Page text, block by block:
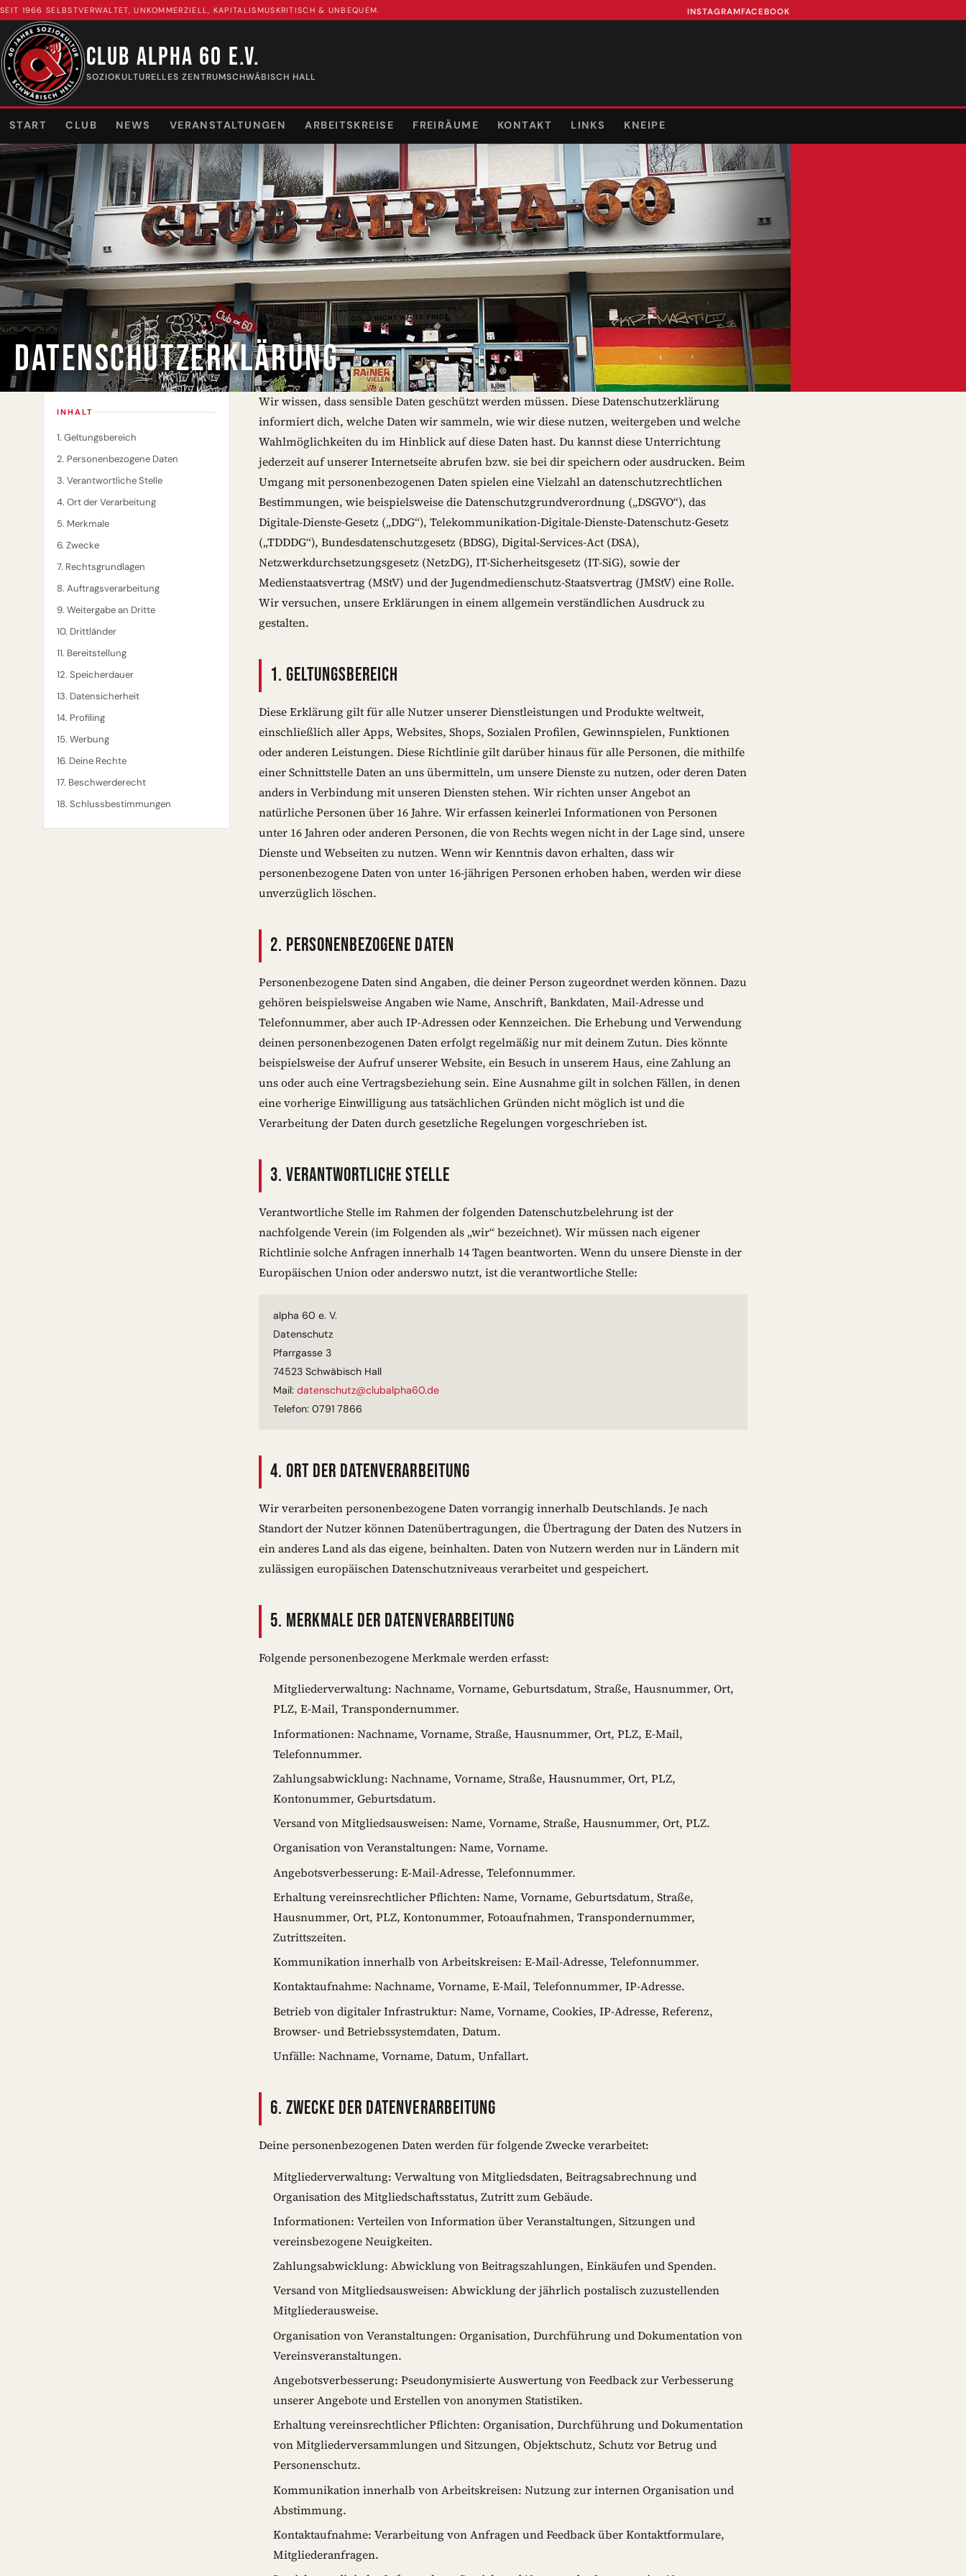
SEIT 1966 SELBSTVERWALTET, UNKOMMERZIELL, KAPITALISMUSKRITISCH & UNBEQUEM. INSTAGRAMFACEBOOK
CLUB ALPHA 60 E.V.
SOZIOKULTURELLES ZENTRUMSCHWÄBISCH HALL
START CLUB NEWS VERANSTALTUNGEN ARBEITSKREISE FREIRÄUME KONTAKT LINKS KNEIPE
DATENSCHUTZERKLÄRUNG
Wir wissen, dass sensible Daten geschützt werden müssen. Diese Datenschutzerklärung
informiert dich, welche Daten wir sammeln, wie wir diese nutzen, weitergeben und welche
Wahlmöglichkeiten du im Hinblick auf diese Daten hast. Du kannst diese Unterrichtung
jederzeit auf unserer Internetseite abrufen bzw. sie bei dir speichern oder ausdrucken. Beim
Umgang mit personenbezogenen Daten spielen eine Vielzahl an datenschutzrechtlichen
Bestimmungen, wie beispielsweise die Datenschutzgrundverordnung („DSGVO“), das
Digitale-Dienste-Gesetz („DDG“), Telekommunikation-Digitale-Dienste-Datenschutz-Gesetz
(„TDDDG“), Bundesdatenschutzgesetz (BDSG), Digital-Services-Act (DSA),
Netzwerkdurchsetzungsgesetz (NetzDG), IT-Sicherheitsgesetz (IT-SiG), sowie der
Medienstaatsvertrag (MStV) und der Jugendmedienschutz-Staatsvertrag (JMStV) eine Rolle.
Wir versuchen, unsere Erklärungen in einem allgemein verständlichen Ausdruck zu
gestalten.
1. GELTUNGSBEREICH
Diese Erklärung gilt für alle Nutzer unserer Dienstleistungen und Produkte weltweit,
einschließlich aller Apps, Websites, Shops, Sozialen Profilen, Gewinnspielen, Funktionen
oder anderen Leistungen. Diese Richtlinie gilt darüber hinaus für alle Personen, die mithilfe
einer Schnittstelle Daten an uns übermitteln, um unsere Dienste zu nutzen, oder deren Daten
anders in Verbindung mit unseren Diensten stehen. Wir richten unser Angebot an
natürliche Personen über 16 Jahre. Wir erfassen keinerlei Informationen von Personen
unter 16 Jahren oder anderen Personen, die von Rechts wegen nicht in der Lage sind, unsere
Dienste und Webseiten zu nutzen. Wenn wir Kenntnis davon erhalten, dass wir
personenbezogene Daten von unter 16-jährigen Personen erhoben haben, werden wir diese
unverzüglich löschen.
2. PERSONENBEZOGENE DATEN
Personenbezogene Daten sind Angaben, die deiner Person zugeordnet werden können. Dazu
gehören beispielsweise Angaben wie Name, Anschrift, Bankdaten, Mail-Adresse und
Telefonnummer, aber auch IP-Adressen oder Kennzeichen. Die Erhebung und Verwendung
deinen personenbezogenen Daten erfolgt regelmäßig nur mit deinem Zutun. Dies könnte
beispielsweise der Aufruf unserer Website, ein Besuch in unserem Haus, eine Zahlung an
uns oder auch eine Vertragsbeziehung sein. Eine Ausnahme gilt in solchen Fällen, in denen
eine vorherige Einwilligung aus tatsächlichen Gründen nicht möglich ist und die
Verarbeitung der Daten durch gesetzliche Regelungen vorgeschrieben ist.
3. VERANTWORTLICHE STELLE
Verantwortliche Stelle im Rahmen der folgenden Datenschutzbelehrung ist der
nachfolgende Verein (im Folgenden als „wir“ bezeichnet). Wir müssen nach eigener
Richtlinie solche Anfragen innerhalb 14 Tagen beantworten. Wenn du unsere Dienste in der
Europäischen Union oder anderswo nutzt, ist die verantwortliche Stelle:
alpha 60 e. V.
Datenschutz
Pfarrgasse 3
74523 Schwäbisch Hall
Mail: datenschutz@clubalpha60.de
Telefon: 0791 7866
4. ORT DER DATENVERARBEITUNG
Wir verarbeiten personenbezogene Daten vorrangig innerhalb Deutschlands. Je nach
Standort der Nutzer können Datenübertragungen, die Übertragung der Daten des Nutzers in
ein anderes Land als das eigene, beinhalten. Daten von Nutzern werden nur in Ländern mit
zulässigen europäischen Datenschutzniveaus verarbeitet und gespeichert.
5. MERKMALE DER DATENVERARBEITUNG
Folgende personenbezogene Merkmale werden erfasst:
Mitgliederverwaltung: Nachname, Vorname, Geburtsdatum, Straße, Hausnummer, Ort,
PLZ, E-Mail, Transpondernummer.
Informationen: Nachname, Vorname, Straße, Hausnummer, Ort, PLZ, E-Mail,
Telefonnummer.
Zahlungsabwicklung: Nachname, Vorname, Straße, Hausnummer, Ort, PLZ,
Kontonummer, Geburtsdatum.
Versand von Mitgliedsausweisen: Name, Vorname, Straße, Hausnummer, Ort, PLZ.
Organisation von Veranstaltungen: Name, Vorname.
Angebotsverbesserung: E-Mail-Adresse, Telefonnummer.
Erhaltung vereinsrechtlicher Pflichten: Name, Vorname, Geburtsdatum, Straße,
Hausnummer, Ort, PLZ, Kontonummer, Fotoaufnahmen, Transpondernummer,
Zutrittszeiten.
Kommunikation innerhalb von Arbeitskreisen: E-Mail-Adresse, Telefonnummer.
Kontaktaufnahme: Nachname, Vorname, E-Mail, Telefonnummer, IP-Adresse.
Betrieb von digitaler Infrastruktur: Name, Vorname, Cookies, IP-Adresse, Referenz,
Browser- und Betriebssystemdaten, Datum.
Unfälle: Nachname, Vorname, Datum, Unfallart.
6. ZWECKE DER DATENVERARBEITUNG
Deine personenbezogenen Daten werden für folgende Zwecke verarbeitet:
Mitgliederverwaltung: Verwaltung von Mitgliedsdaten, Beitragsabrechnung und
Organisation des Mitgliedschaftsstatus, Zutritt zum Gebäude.
Informationen: Verteilen von Information über Veranstaltungen, Sitzungen und
vereinsbezogene Neuigkeiten.
Zahlungsabwicklung: Abwicklung von Beitragszahlungen, Einkäufen und Spenden.
Versand von Mitgliedsausweisen: Abwicklung der jährlich postalisch zuzustellenden
Mitgliederausweise.
Organisation von Veranstaltungen: Organisation, Durchführung und Dokumentation von
Vereinsveranstaltungen.
Angebotsverbesserung: Pseudonymisierte Auswertung von Feedback zur Verbesserung
unserer Angebote und Erstellen von anonymen Statistiken.
Erhaltung vereinsrechtlicher Pflichten: Organisation, Durchführung und Dokumentation
von Mitgliederversammlungen und Sitzungen, Objektschutz, Schutz vor Betrug und
Personenschutz.
Kommunikation innerhalb von Arbeitskreisen: Nutzung zur internen Organisation und
Abstimmung.
Kontaktaufnahme: Verarbeitung von Anfragen und Feedback über Kontaktformulare,
Mitgliederanfragen.
INHALT
1. Geltungsbereich
2. Personenbezogene Daten
3. Verantwortliche Stelle
4. Ort der Verarbeitung
5. Merkmale
6. Zwecke
7. Rechtsgrundlagen
8. Auftragsverarbeitung
9. Weitergabe an Dritte
10. Drittländer
11. Bereitstellung
12. Speicherdauer
13. Datensicherheit
14. Profiling
15. Werbung
16. Deine Rechte
17. Beschwerderecht
18. Schlussbestimmungen